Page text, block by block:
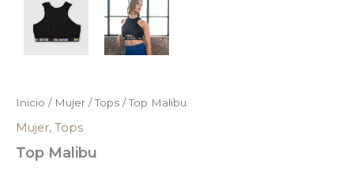
Inicio / Mujer /Tops / Top Malibu
Mujer, Tops
Top Malibu